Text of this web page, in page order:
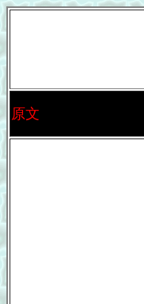
原文